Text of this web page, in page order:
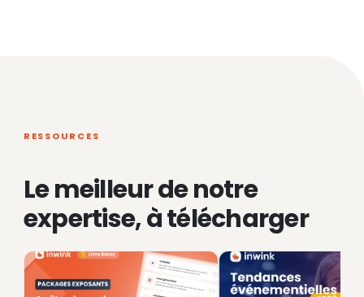
RESSOURCES
Le meilleur de notre
expertise, à télécharger